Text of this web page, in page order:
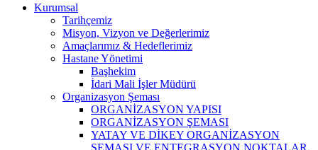
Kurumsal
Tarihçemiz
Misyon, Vizyon ve Değerlerimiz
Amaçlarımız & Hedeflerimiz
Hastane Yönetimi
Başhekim
İdari Mali İşler Müdürü
Organizasyon Şeması
ORGANİZASYON YAPISI
ORGANİZASYON ŞEMASI
YATAY VE DİKEY ORGANİZASYON
ŞEMASI VE ENTEGRASYON NOKTALAR